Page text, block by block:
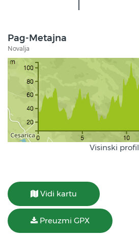
Pag-Metajna
Novalja
Visinski profil
Vidi kartu
Preuzmi GPX